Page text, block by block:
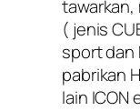
tawarkan,
( jenis
sport dan
pabrikan
lain ICON